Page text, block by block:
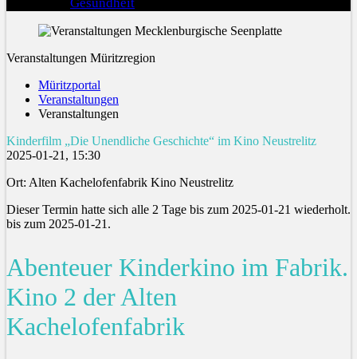
Veranstaltungen Müritzregion
Müritzportal
Veranstaltungen
Veranstaltungen
Kinderfilm „Die Unendliche Geschichte“ im Kino Neustrelitz
2025-01-21, 15:30
Ort: Alten Kachelofenfabrik Kino Neustrelitz
Dieser Termin hatte sich alle 2 Tage bis zum 2025-01-21 wiederholt.
bis zum 2025-01-21.
Abenteuer Kinderkino im Fabrik.
Kino 2 der Alten
Kachelofenfabrik